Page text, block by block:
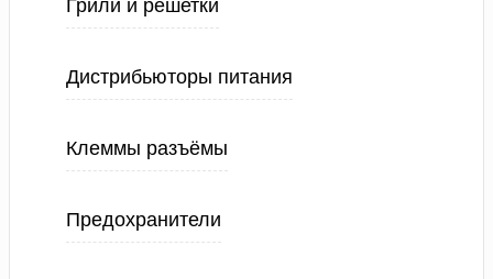
Грили и решетки
Дистрибьюторы питания
Клеммы разъёмы
Предохранители